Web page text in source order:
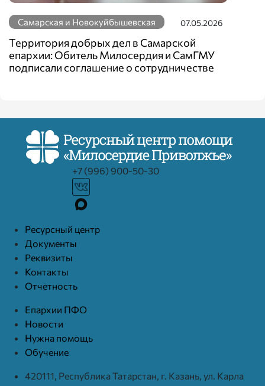
Самарская и Новокуйбышевская 07.05.2026
Территория добрых дел в Самарской
епархии: Обитель Милосердия и СамГМУ
подписали соглашение о сотрудничестве
+7 (996) 900-50-30
Ресурcный центр
Документы
Реквизиты
Контакты
Отчетность
Епархии ПФО
Новости
Нужна помощь
Обучение
420111, Республика Татарстан, г. Казань, ул. Карла